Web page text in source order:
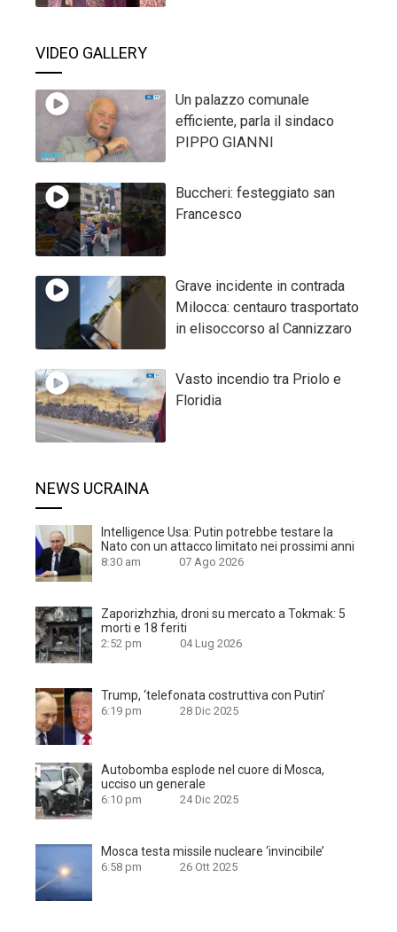
VIDEO GALLERY
Un palazzo comunale
efficiente, parla il sindaco
PIPPO GIANNI
Buccheri: festeggiato san
Francesco
Grave incidente in contrada
Milocca: centauro trasportato
in elisoccorso al Cannizzaro
Vasto incendio tra Priolo e
Floridia
NEWS UCRAINA
Intelligence Usa: Putin potrebbe testare la
Nato con un attacco limitato nei prossimi anni
8:30 am 07 Ago 2026
Zaporizhzhia, droni su mercato a Tokmak: 5
morti e 18 feriti
2:52 pm 04 Lug 2026
Trump, ‘telefonata costruttiva con Putin’
6:19 pm 28 Dic 2025
Autobomba esplode nel cuore di Mosca,
ucciso un generale
6:10 pm 24 Dic 2025
Mosca testa missile nucleare ‘invincibile’
6:58 pm 26 Ott 2025